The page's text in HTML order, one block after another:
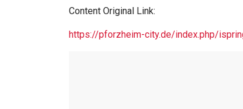
Content Original Link:
https://pforzheim-city.de/index.php/